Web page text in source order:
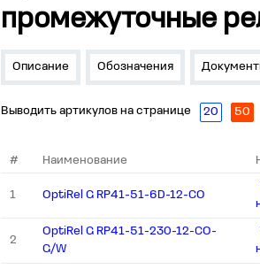
промежуточные
Описание Обозначения
Выводить артикулов на странице 20 50
# Наименование
1 OptiRel G RP41-51-6D-12-CO
2
OptiRel G RP41-51-230-12-CO-
G/W